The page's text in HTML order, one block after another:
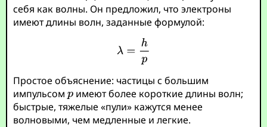
себя как волны. Он предложил, что электроны
имеют длины волн, заданные формулой:
Простое объяснение: частицы с большим
импульсом
имеют более короткие длины волн;
быстрые, тяжелые «пули» кажутся менее
волновыми, чем медленные и легкие.